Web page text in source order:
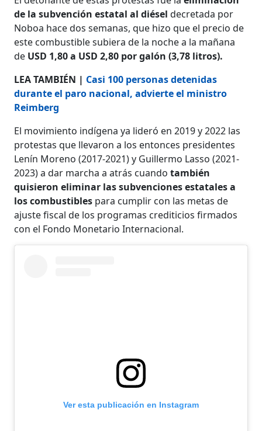
de la subvención estatal al diésel decretada por
Noboa hace dos semanas, que hizo que el precio de
este combustible subiera de la noche a la mañana
de USD 1,80 a USD 2,80 por galón (3,78 litros).
LEA TAMBIÉN | Casi 100 personas detenidas
durante el paro nacional, advierte el ministro
Reimberg
El movimiento indígena ya lideró en 2019 y 2022 las
protestas que llevaron a los entonces presidentes
Lenín Moreno (2017-2021) y Guillermo Lasso (2021-
2023) a dar marcha a atrás cuandotambién
quisieron eliminar las subvenciones estatales a
los combustibles para cumplir con las metas de
ajuste fiscal de los programas crediticios firmados
con el Fondo Monetario Internacional.
Ver esta publicación en Instagram